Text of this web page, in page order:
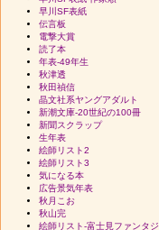
早川SF表紙
伝言板
電撃大賞
読了本
年表-49年生
秋津透
秋田禎信
晶文社系ヤングアダルト
新潮文庫-20世紀の100冊
新聞スクラップ
生年表
絵師リスト2
絵師リスト3
気になる本
広告景気年表
秋月こお
秋山完
絵師リスト-富士見ファンタ